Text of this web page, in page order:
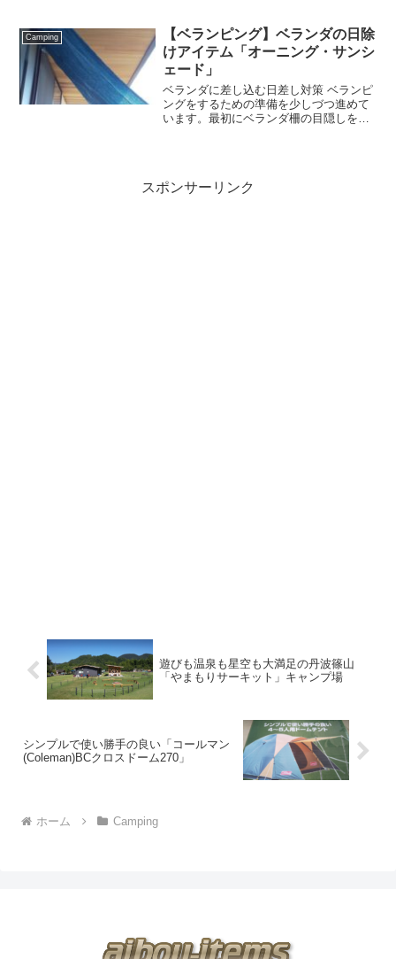
話することが多いのですが、料金節約の
ために自宅...
Camping
【ベランピング】ベランダの日除
けアイテム「オーニング・サンシ
ェード」
ベランダに差し込む日差し対策 ベランピ
ングをするための準備を少しづつ進めて
います。最初にベランダ柵の目隠しをし
スポンサーリンク
遊びも温泉も星空も大満足の丹波篠山
「やまもりサーキット」キャンプ場
シンプルで使い勝手の良い「コールマン
(Coleman)BCクロスドーム270」
ホーム Camping